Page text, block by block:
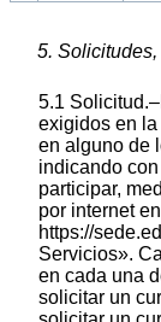
5.
5.1
exigidos en
en alguno de
indicando
participar,
por internet
https://
Servicios».
en cada una
solicitar un